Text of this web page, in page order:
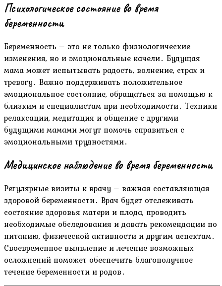
Психологическое состояние во время
беременности
Беременность – это не только физиологические
изменения, но и эмоциональные качели․ Будущая
мама может испытывать радость, волнение, страх и
тревогу․ Важно поддерживать положительное
эмоциональное состояние, обращаться за помощью к
близким и специалистам при необходимости․ Техники
релаксации, медитация и общение с другими
будущими мамами могут помочь справиться с
эмоциональными трудностями․
Медицинское наблюдение во время беременности
Регулярные визиты к врачу – важная составляющая
здоровой беременности․ Врач будет отслеживать
состояние здоровья матери и плода, проводить
необходимые обследования и давать рекомендации по
питанию, физической активности и другим аспектам․
Своевременное выявление и лечение возможных
осложнений поможет обеспечить благополучное
течение беременности и родов․